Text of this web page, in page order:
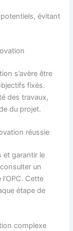
évitant
s’avère être
fixés.
des travaux,
du projet.
réussie
et garantir le
un
Cette
étape de
complexe